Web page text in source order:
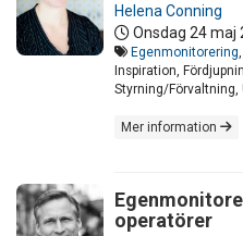
Helena Conning
Onsdag 24 maj
Egenmonitorering
Inspiration,
Styrning/Förvaltning,
Mer information
operatörer